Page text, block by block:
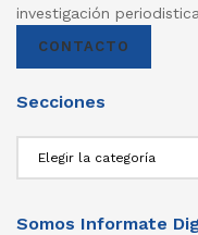
investigación
CONTACTO
Secciones
Somos Informate